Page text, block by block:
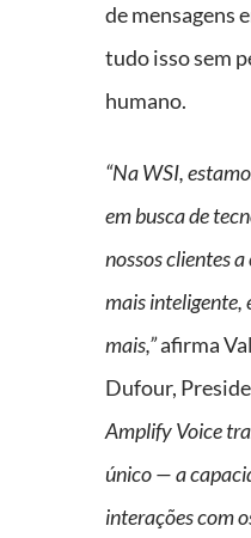
de mensagens
tudo isso sem
humano.
“Na WSI,
em busca de
nossos clientes
mais inteligente,
mais,”afirma
Dufour,
Amplify Voice
único — a
interações com